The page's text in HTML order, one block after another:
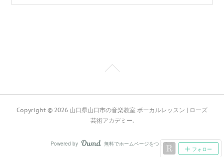
フォロー
Copyright © 2026 山口県山口市の音楽教室 ボーカルレッスン | ローズ
芸術アカデミー.
Powered by AmebaOwnd
無料でホームページをつくろう